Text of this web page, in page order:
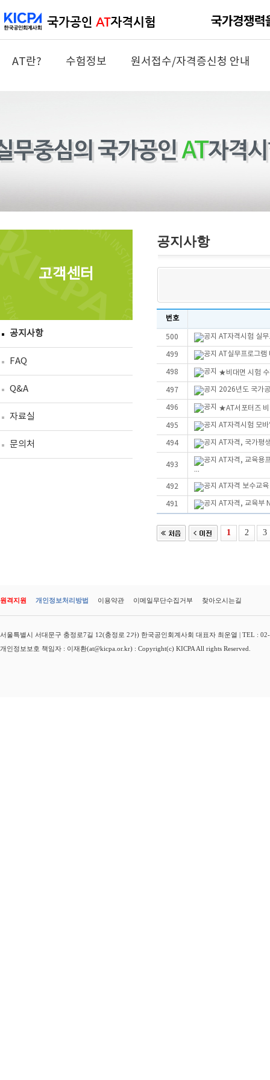
AT란? 수험정보 원서접수/자격증신청 안내
고객센터
공지사항
FAQ
Q&A
자료실
문의처
공지사항
번호
500 AT자격시험 실
499 AT실무프로그
498 ★비대면 시험
497 2026년도 국가
496 ★AT서포터즈 비
495 AT자격시험 모
494 AT자격, 국가평
493
AT자격, 교육용
...
492 AT자격 보수교
491 AT자격, 교육부
1 2 3
원격지원 개인정보처리방법 이용약관 이메일무단수집거부 찾아오시는길
서울특별시 서대문구 충정로7길 12(충정로 2가) 한국공인회계사회 대표자 최운열 | TEL :
개인정보보호 책임자 : 이재환(at@kicpa.or.kr) : Copyright(c) KICPA All rights Reserved.